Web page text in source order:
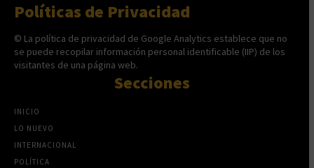
Políticas de Privacidad
© La política de privacidad de Google Analytics establece que no
se puede recopilar información personal identificable (IIP) de los
visitantes de una página web.
Secciones
INICIO
LO NUEVO
INTERNACIONAL
POLÍTICA